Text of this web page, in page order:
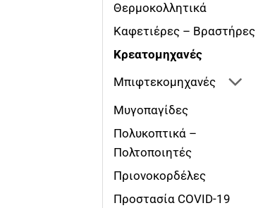
Θερμοκολλητικά
Καφετιέρες – Βραστήρες
Κρεατομηχανές
Μπιφτεκομηχανές
Μυγοπαγίδες
Πολυκοπτικά –
Πολτοποιητές
Πριονοκορδέλες
Προστασία COVID-19